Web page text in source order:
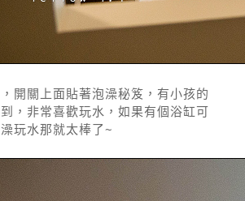
開關上面貼著泡澡秘笈，有小孩的
，非常喜歡玩水，如果有個浴缸可
玩水那就太棒了~